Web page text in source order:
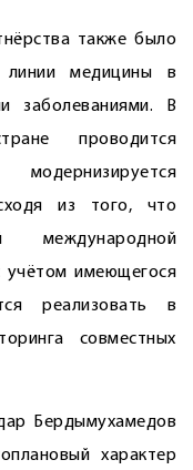
также было
линии медицины в
заболеваниями. В
проводится
из того, что
международной
учётом имеющегося
реализовать в
совместных
Бердымухамедов
характер